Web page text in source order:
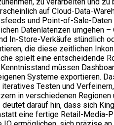
zu verarbeiten und
auf Cloud-Data-
und Point-of-Sale-
Datenlatenzen umgehen
In-Store-Verkäufe stündlich
die diese zeitlichen
spielt eine entscheidende
müssen
Systeme exportieren.
Testen und
in verschiedenen Regionen
darauf hin, dass sich
eine fertige Retail-